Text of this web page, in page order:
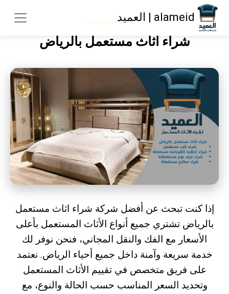
شراء اثاث مستعمل بالرياض
إذا كنت تبحث عن أفضل شركة شراء اثاث مستعمل
بالرياض تشتري جميع أنواع الأثاث المستعمل بأعلى
الأسعار مع الفك والنقل المجاني، فنحن نوفر لك
خدمة سريعة وآمنة داخل جميع أحياء الرياض. نعتمد
على فريق متخصص في تقييم الأثاث المستعمل
وتحديد السعر المناسب حسب الحالة والنوع، مع